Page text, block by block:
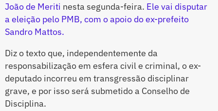
João de Meriti nesta segunda-feira. Ele vai disputar
a eleição pelo PMB, com o apoio do ex-prefeito
Sandro Mattos.
Diz o texto que, independentemente da
responsabilização em esfera civil e criminal, o ex-
deputado incorreu em transgressão disciplinar
grave, e por isso será submetido a Conselho de
Disciplina.